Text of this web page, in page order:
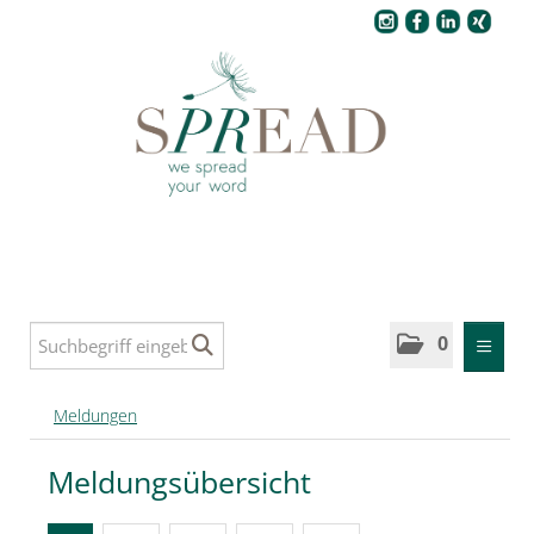
0
MELDUNGEN
SPREAD Medleys für Deutschland
Meldungen
Meldungsübersicht